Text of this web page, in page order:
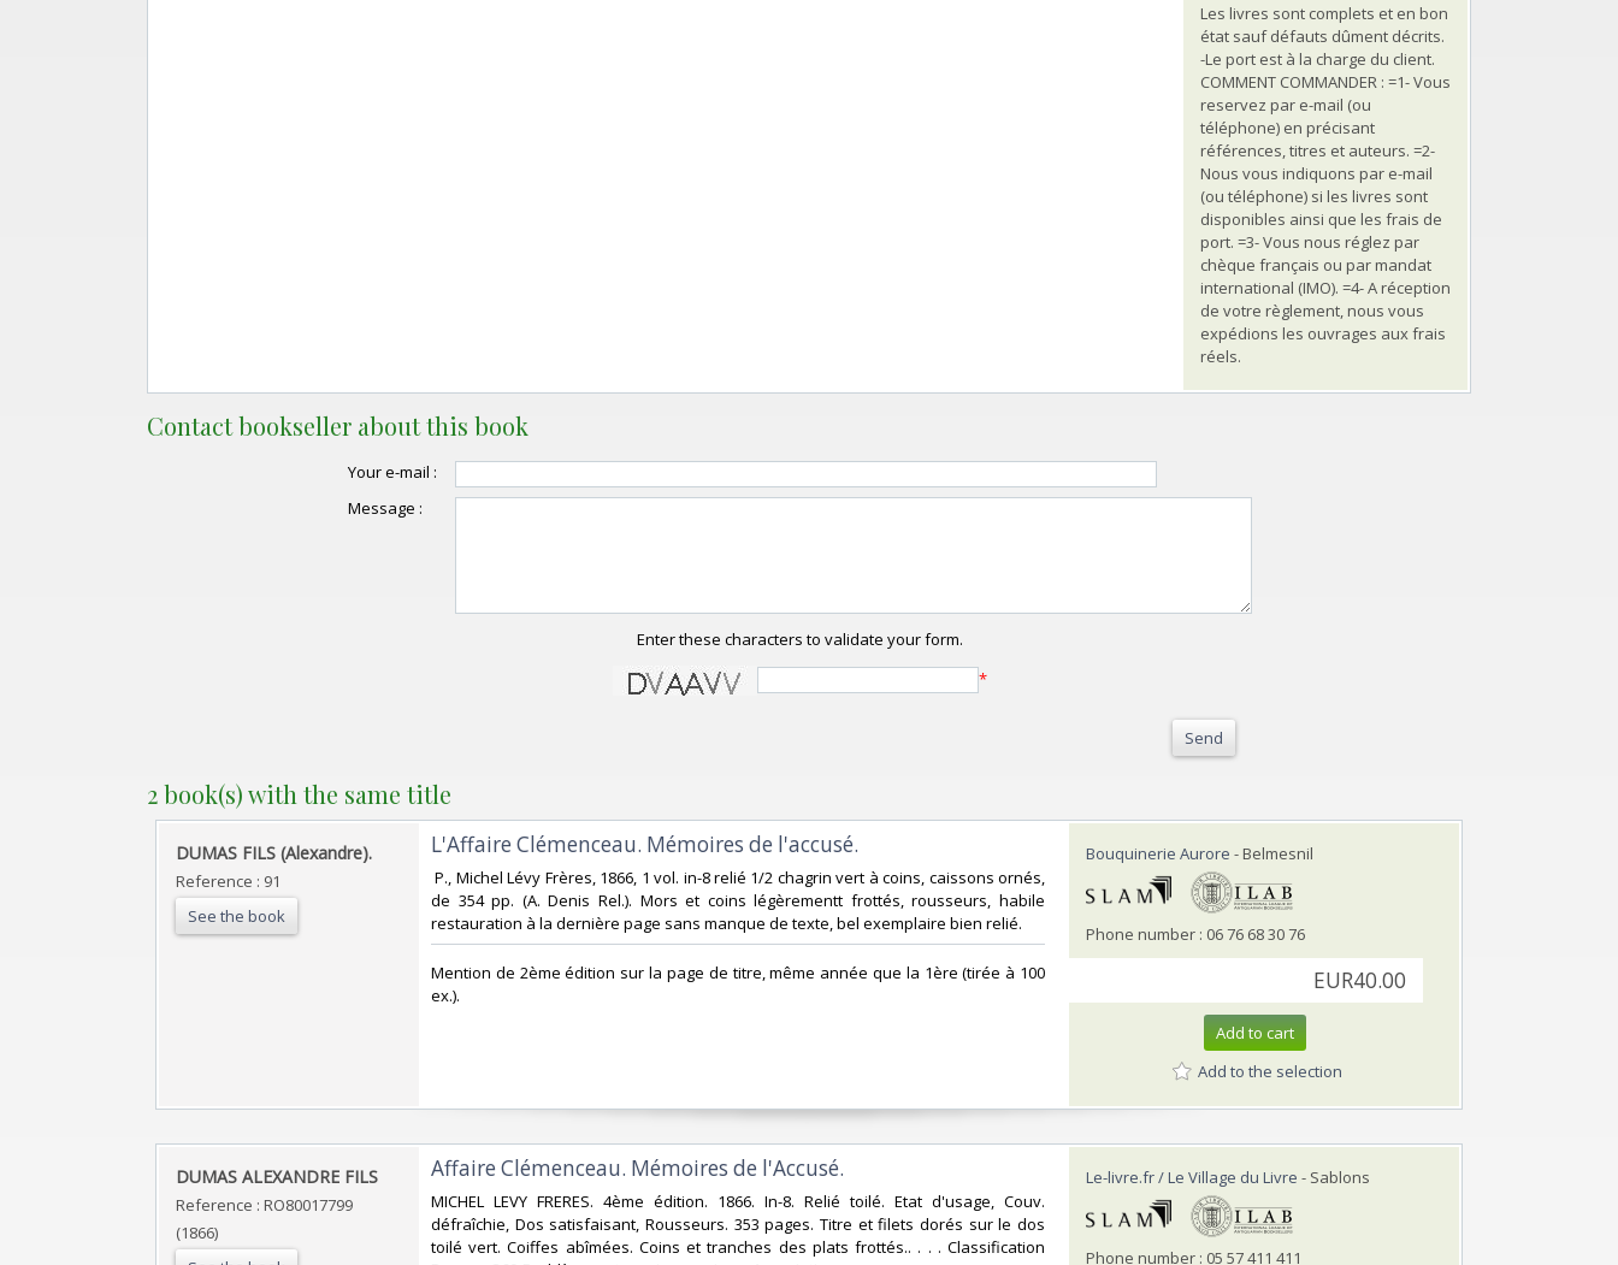
Les livres sont complets et en bon
état sauf défauts dûment décrits.
-Le port est à la charge du client.
COMMENT COMMANDER : =1- Vous
reservez par e-mail (ou
téléphone) en précisant
références, titres et auteurs. =2-
Nous vous indiquons par e-mail
(ou téléphone) si les livres sont
disponibles ainsi que les frais de
port. =3- Vous nous réglez par
chèque français ou par mandat
international (IMO). =4- A réception
de votre règlement, nous vous
expédions les ouvrages aux frais
réels.
Contact bookseller about this book
Your e-mail :
Message :
Enter these characters to validate your form.
*
Send
2 book(s) with the same title
‎DUMAS FILS (Alexandre).‎
Reference : 91
See the book
‎L'Affaire Clémenceau. Mémoires de l'accusé.‎
‎ P., Michel Lévy Frères, 1866, 1 vol. in-8 relié 1/2 chagrin vert à coins, caissons ornés,
de 354 pp. (A. Denis Rel.). Mors et coins légèrementt frottés, rousseurs, habile
restauration à la dernière page sans manque de texte, bel exemplaire bien relié. ‎
‎Mention de 2ème édition sur la page de titre, même année que la 1ère (tirée à 100
ex.). ‎
Bouquinerie Aurore - Belmesnil
Phone number : 06 76 68 30 76
EUR40.00
Add to cart
Add to the selection
‎DUMAS ALEXANDRE FILS‎
Reference : RO80017799
(1866)
‎Affaire Clémenceau. Mémoires de l'Accusé.‎
‎MICHEL LEVY FRERES. 4ème édition. 1866. In-8. Relié toilé. Etat d'usage, Couv.
défraîchie, Dos satisfaisant, Rousseurs. 353 pages. Titre et filets dorés sur le dos
toilé vert. Coiffes abîmées. Coins et tranches des plats frottés.. . . . Classification
Le-livre.fr / Le Village du Livre - Sablons
Phone number : 05 57 411 411